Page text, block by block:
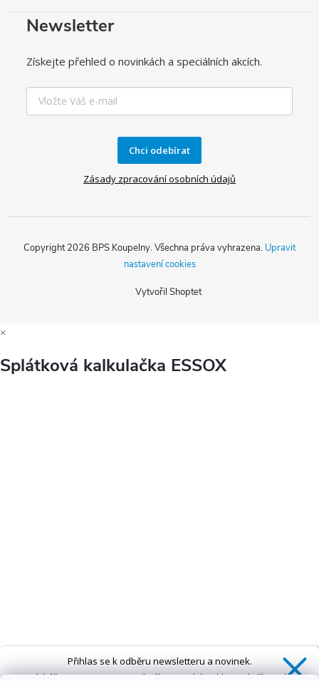
Newsletter
Získejte přehled o novinkách a speciálních akcích.
Chci odebírat
Zásady zpracování osobních údajů
Vytvořil Shoptet
Copyright 2026 BPS Koupelny. Všechna práva vyhrazena. Upravit
nastavení cookies
×
Splátková kalkulačka ESSOX
Přihlas se k odběru newsletteru a novinek.
ZískášSLEVU 5 %na první nákup a také exkluzivní přístup k